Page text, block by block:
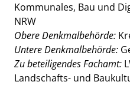
Kommunales, Bau und
NRW
Obere Denkmalbehörde:
Untere Denkmalbehörde:
Zu beteiligendes Fachamt:
Landschafts- und